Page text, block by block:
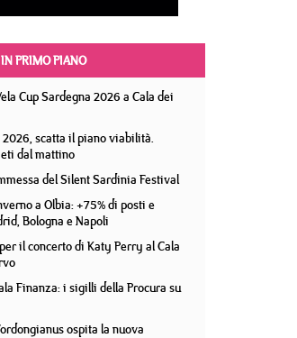
IN PRIMO PIANO
Cup Sardegna 2026 a Cala dei
scatta il piano viabilità.
dal mattino
del Silent Sardinia Festival
a Olbia: +75% di posti e
Bologna e Napoli
il concerto di Katy Perry al Cala
Finanza: i sigilli della Procura su
ospita la nuova